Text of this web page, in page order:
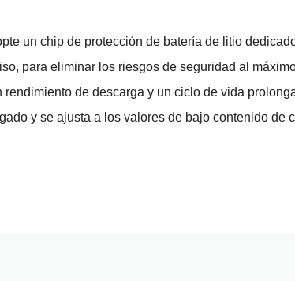
un chip de protección de batería de litio
para eliminar los riesgos de seguridad al
de descarga y un ciclo de vida
y se ajusta a los valores de bajo contenido de